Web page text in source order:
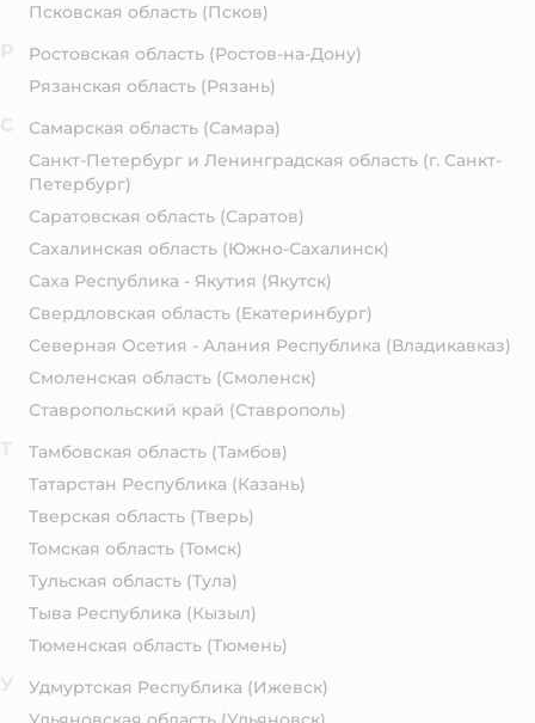
Псковская область (Псков)
Ростовская область (Ростов-на-Дону)
Рязанская область (Рязань)
Самарская область (Самара)
Санкт-Петербург и Ленинградская область (г. Санкт-
Петербург)
Саратовская область (Саратов)
Сахалинская область (Южно-Сахалинск)
Саха Республика - Якутия (Якутск)
Свердловская область (Екатеринбург)
Северная Осетия - Алания Республика (Владикавказ)
Смоленская область (Смоленск)
Ставропольский край (Ставрополь)
Тамбовская область (Тамбов)
Татарстан Республика (Казань)
Тверская область (Тверь)
Томская область (Томск)
Тульская область (Тула)
Тыва Республика (Кызыл)
Тюменская область (Тюмень)
Удмуртская Республика (Ижевск)